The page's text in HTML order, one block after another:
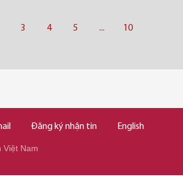
3 4 5 ... 10
Đăng ký nhận tin English
Việt Nam